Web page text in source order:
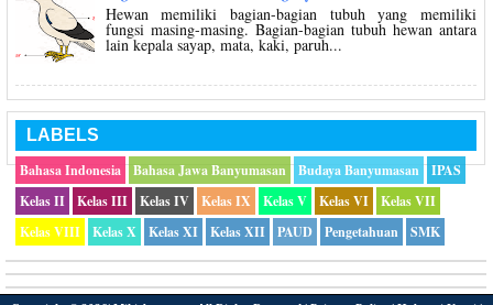
Hewan memiliki bagian-bagian tubuh yang memiliki
fungsi masing-masing. Bagian-bagian tubuh hewan antara
lain kepala sayap, mata, kaki, paruh...
LABELS
Bahasa Indonesia
Bahasa Jawa Banyumasan Budaya Banyumasan
IPAS
Kelas II
Kelas III Kelas IV Kelas IX Kelas V Kelas VI
Kelas VII
Kelas VIII
Kelas X Kelas XI Kelas XII PAUD Pengetahuan SMK